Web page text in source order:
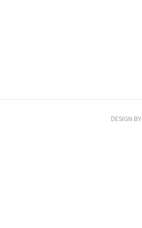
DESIGN BY